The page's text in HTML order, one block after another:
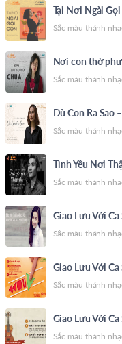
Tại Nơi Ngài
Sắc màu thánh
Nơi con thờ
Sắc màu thánh
Dù Con Ra Sao
Sắc màu thánh
Tình Yêu Nơi
Sắc màu thánh
Giao Lưu Với
Sắc màu thánh
Giao Lưu Với
Sắc màu thánh
Giao Lưu Với
Sắc màu thánh